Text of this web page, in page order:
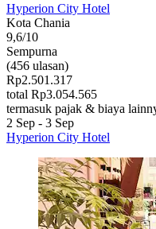
Hyperion City Hotel
Kota Chania
9,6/10
Sempurna
(456 ulasan)
Rp2.501.317
total Rp3.054.565
termasuk pajak & biaya
2 Sep - 3 Sep
Hyperion City Hotel